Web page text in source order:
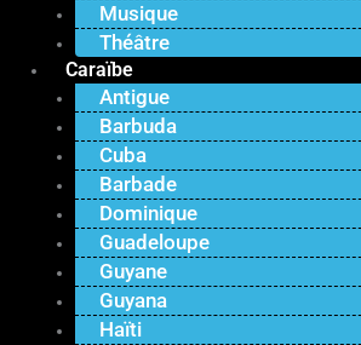
Musique
Théâtre
Caraïbe
Antigue
Barbuda
Cuba
Barbade
Dominique
Guadeloupe
Guyane
Guyana
Haïti